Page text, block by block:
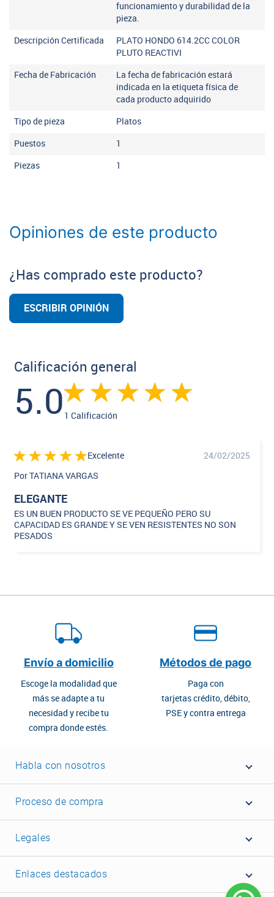
funcionamiento y durabilidad de la
pieza.
Descripción Certificada
PLATO HONDO 614.2CC COLOR
PLUTO REACTIVI
Fecha de Fabricación
La fecha de fabricación estará
indicada en la etiqueta física de
cada producto adquirido
Tipo de pieza Platos
Puestos 1
Piezas 1
Opiniones de este producto
¿Has comprado este producto?
ESCRIBIR OPINIÓN
Calificación general
5.0 1 Calificación
Excelente
24/02/2025
Por TATIANA VARGAS
ELEGANTE
ES UN BUEN PRODUCTO SE VE PEQUEÑO PERO SU
CAPACIDAD ES GRANDE Y SE VEN RESISTENTES NO SON
PESADOS
Envío a domicilio
Escoge la modalidad que
más se adapte a tu
necesidad y recibe tu
compra donde estés.
Métodos de pago
Paga con
tarjetas crédito, débito,
PSE y contra entrega
Habla con nosotros
Proceso de compra
Legales
Enlaces destacados